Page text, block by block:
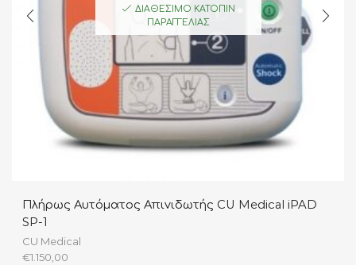
ΔΙΑΘΈΣΙΜΟ ΚΑΤΌΠΙΝ
ΠΑΡΑΓΓΕΛΊΑΣ
Πλήρως Αυτόματος Απινιδωτής CU Medical iPAD
SP-1
CU Medical
€1.150,00